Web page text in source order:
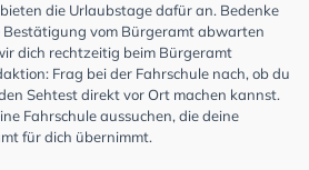
die Urlaubstage dafür an. Bedenke
Bestätigung vom Bürgeramt abwarten
dich rechtzeitig beim Bürgeramt
Frag bei der Fahrschule nach, ob du
Sehtest direkt vor Ort machen kannst.
Fahrschule aussuchen, die deine
für dich übernimmt.